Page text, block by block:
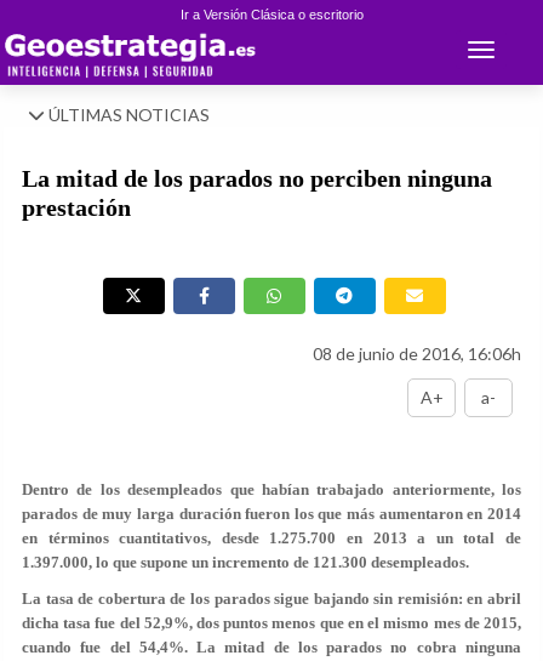
Ir a Versión Clásica o escritorio
Toggle
ÚLTIMAS NOTICIAS
La mitad de los parados no perciben ninguna
prestación
08 de junio de 2016, 16:06h
A+ a-
Dentro de los desempleados que habían trabajado anteriormente, los
parados de muy larga duración fueron los que más aumentaron en 2014
en términos cuantitativos, desde 1.275.700 en 2013 a un total de
1.397.000, lo que supone un incremento de 121.300 desempleados.
La tasa de cobertura de los parados sigue bajando sin remisión: en abril
dicha tasa fue del 52,9%, dos puntos menos que en el mismo mes de 2015,
cuando fue del 54,4%. La mitad de los parados no cobra ninguna